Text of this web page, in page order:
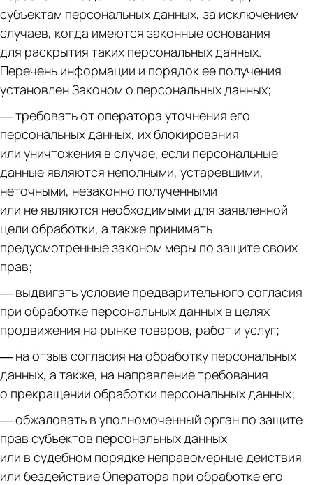
субъектам персональных данных, за исключением
случаев, когда имеются законные основания
для раскрытия таких персональных данных.
Перечень информации и порядок ее получения
установлен Законом о персональных данных;
— требовать от оператора уточнения его
персональных данных, их блокирования
или уничтожения в случае, если персональные
данные являются неполными, устаревшими,
неточными, незаконно полученными
или не являются необходимыми для заявленной
цели обработки, а также принимать
предусмотренные законом меры по защите своих
прав;
— выдвигать условие предварительного согласия
при обработке персональных данных в целях
продвижения на рынке товаров, работ и услуг;
— на отзыв согласия на обработку персональных
данных, а также, на направление требования
о прекращении обработки персональных данных;
— обжаловать в уполномоченный орган по защите
прав субъектов персональных данных
или в судебном порядке неправомерные действия
или бездействие Оператора при обработке его